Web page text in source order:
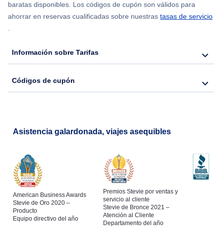
Flights from Nueva York to Seúl
baratas disponibles. Los códigos de cupón son válidos para
ahorrar en reservas cualificadas sobre nuestras tasas de servicio
.
Información sobre Tarifas
Códigos de cupón
Asistencia galardonada, viajes asequibles
American Business Awards
Stevie de Oro 2020 –
Producto
Equipo directivo del año
Premios Stevie por ventas y
servicio al cliente
Stevie de Bronce 2021 –
Atención al Cliente
Departamento del año